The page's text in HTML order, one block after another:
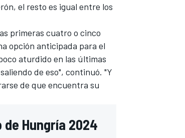
el resto es igual entre los
primeras cuatro o cinco
opción anticipada para el
aturdido en las últimas
de eso", continuó. "Y
de que encuentra su
de Hungría 2024